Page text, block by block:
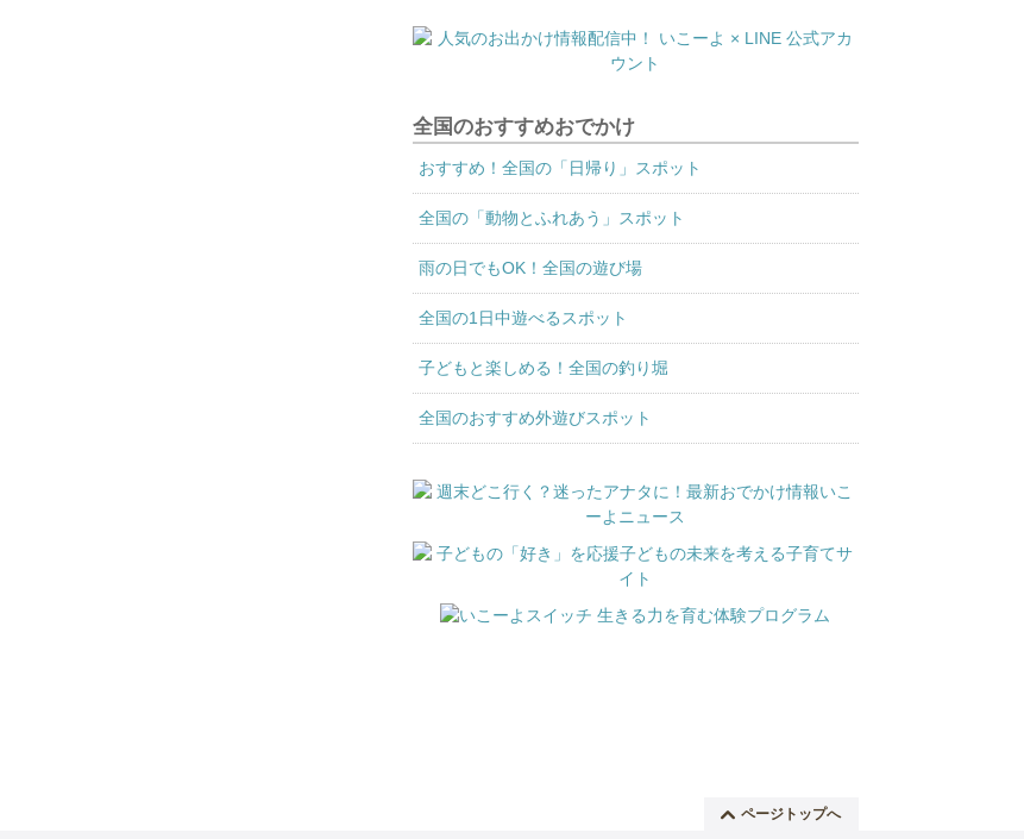
全国のおすすめおでかけ
おすすめ！全国の「日帰り」スポット
全国の「動物とふれあう」スポット
雨の日でもOK！全国の遊び場
全国の1日中遊べるスポット
子どもと楽しめる！全国の釣り堀
全国のおすすめ外遊びスポット
ページトップへ